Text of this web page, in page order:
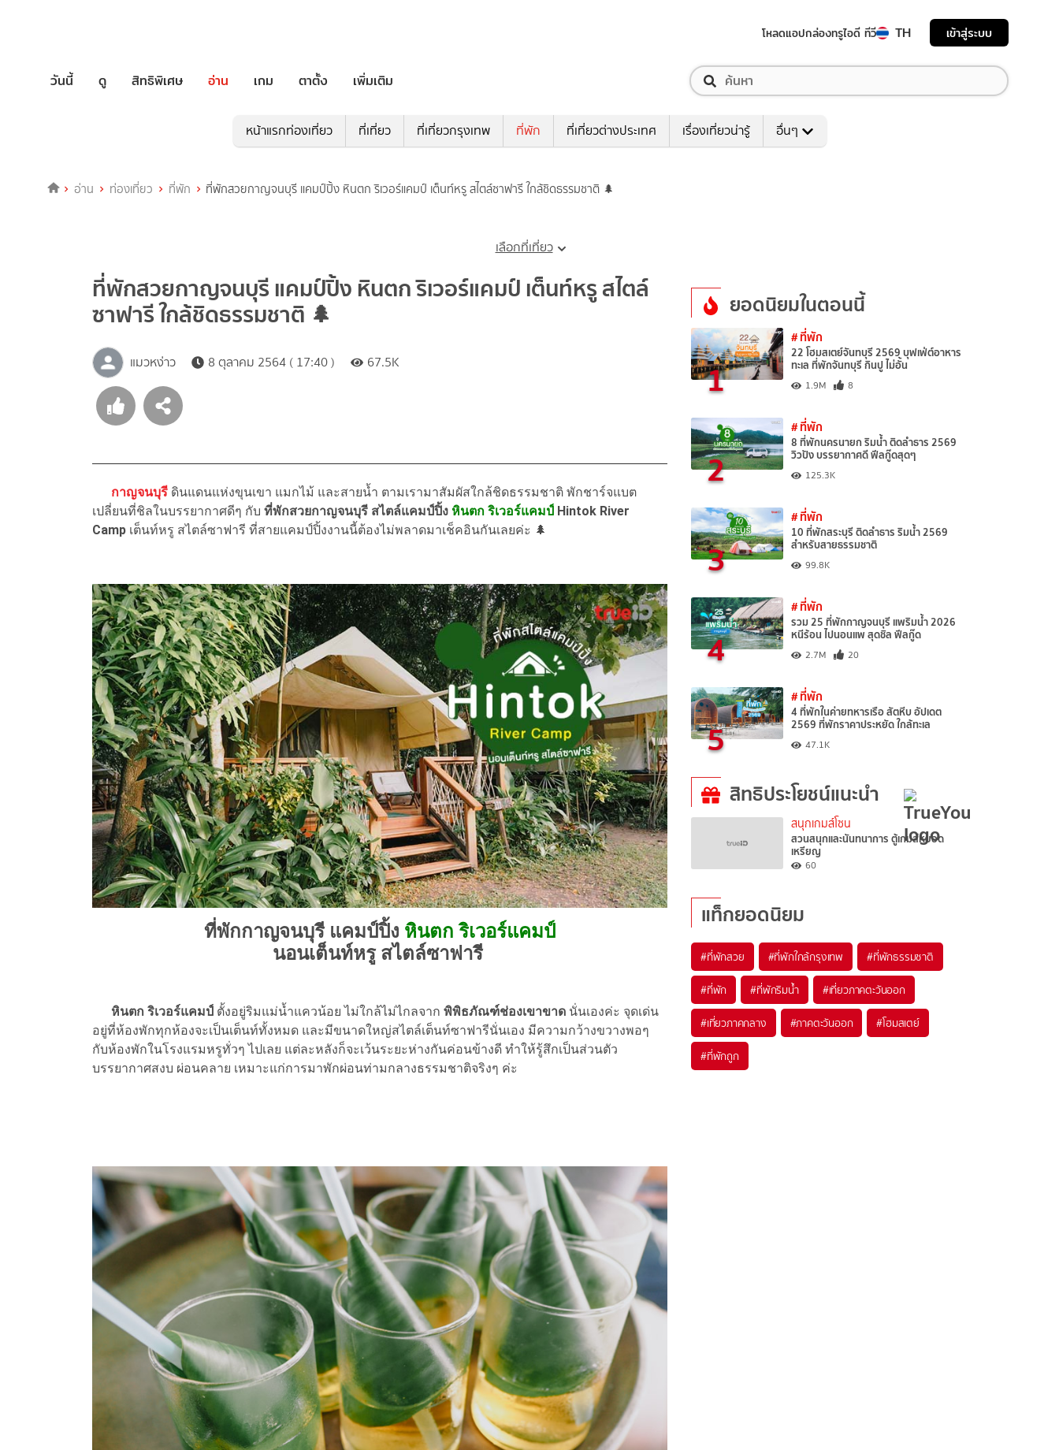
โหลดแอปกล่องทรูไอดี ทีวี TH เข้าสู่ระบบ
วันนี้ ดู สิทธิพิเศษ อ่าน เกม ตาตั้ง เพิ่มเติม
หน้าแรกท่องเที่ยว ที่เที่ยว ที่เที่ยวกรุงเทพ ที่พัก ที่เที่ยวต่างประเทศ เรื่องเที่ยวน่ารู้ อื่นๆ
อ่าน ท่องเที่ยว ที่พัก ที่พักสวยกาญจนบุรี แคมป์ปิ้ง หินตก ริเวอร์แคมป์ เต็นท์หรู สไตล์ซาฟารี ใกล้ชิดธรรมชาติ 🌲
เลือกที่เที่ยว
ที่พักสวยกาญจนบุรี แคมป์ปิ้ง หินตก ริเวอร์แคมป์ เต็นท์หรู สไตล์
ซาฟารี ใกล้ชิดธรรมชาติ 🌲
แมวหง่าว 8 ตุลาคม 2564 ( 17:40 ) 67.5K
กาญจนบุรี ดินแดนแห่งขุนเขา แมกไม้ และสายน้ำ ตามเรามาสัมผัสใกล้ชิดธรรมชาติ พักชาร์จแบต
เปลี่ยนที่ชิลในบรรยากาศดีๆ กับ ที่พักสวยกาญจนบุรี สไตล์แคมป์ปิ้ง หินตก ริเวอร์แคมป์ Hintok River
Camp เต็นท์หรู สไตล์ซาฟารี ที่สายแคมป์ปิ้งงานนี้ต้องไม่พลาดมาเช็คอินกันเลยค่ะ 🌲
ที่พักกาญจนบุรี แคมป์ปิ้ง หินตก ริเวอร์แคมป์
นอนเต็นท์หรู สไตล์ซาฟารี
หินตก ริเวอร์แคมป์ ตั้งอยู่ริมแม่น้ำแควน้อย ไม่ใกล้ไม่ไกลจาก พิพิธภัณฑ์ช่องเขาขาด นั่นเองค่ะ จุดเด่น
อยู่ที่ห้องพักทุกห้องจะเป็นเต็นท์ทั้งหมด และมีขนาดใหญ่สไตล์เต็นท์ซาฟารีนั่นเอง มีความกว้างขวางพอๆ
กับห้องพักในโรงแรมหรูทั่วๆ ไปเลย แต่ละหลังก็จะเว้นระยะห่างกันค่อนข้างดี ทำให้รู้สึกเป็นส่วนตัว
บรรยากาศสงบ ผ่อนคลาย เหมาะแก่การมาพักผ่อนท่ามกลางธรรมชาติจริงๆ ค่ะ
ยอดนิยมในตอนนี้
1
# ที่พัก
22 โฮมสเตย์จันทบุรี 2569 บุฟเฟ่ต์อาหาร
ทะเล ที่พักจันทบุรี กินปู ไม่อั้น
1.9M 8
2
# ที่พัก
8 ที่พักนครนายก ริมน้ำ ติดลำธาร 2569
วิวปัง บรรยากาศดี ฟีลกู๊ดสุดๆ
125.3K
3
# ที่พัก
10 ที่พักสระบุรี ติดลำธาร ริมน้ำ 2569
สำหรับสายธรรมชาติ
99.8K
4
# ที่พัก
รวม 25 ที่พักกาญจนบุรี แพริมน้ำ 2026
หนีร้อน ไปนอนแพ สุดชิล ฟีลกู๊ด
2.7M 20
5
# ที่พัก
4 ที่พักในค่ายทหารเรือ สัตหีบ อัปเดต
2569 ที่พักราคาประหยัด ใกล้ทะเล
47.1K
สิทธิประโยชน์แนะนำ
สนุกเกมส์โซน
สวนสนุกและนันทนาการ ตู้เกมส์หยอด
เหรียญ
60
แท็กยอดนิยม
#ที่พักสวย #ที่พักใกล้กรุงเทพ #ที่พักธรรมชาติ
#ที่พัก #ที่พักริมน้ำ #เที่ยวภาคตะวันออก
#เที่ยวภาคกลาง #ภาคตะวันออก #โฮมสเตย์
#ที่พักถูก